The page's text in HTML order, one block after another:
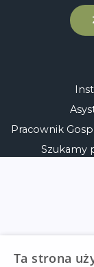
Pracownik
Szukamy
Ta strona